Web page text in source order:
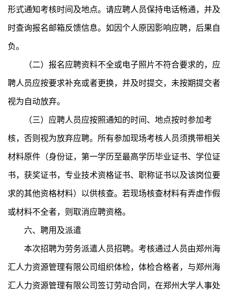
形式通知考核时间及地点。请应聘人员保持电话畅通，并及
时查询报名邮箱反馈信息。如因个人原因影响应聘，后果自
负。
（二）报名应聘资料不全或电子照片不符合要求的，应
聘人员应按要求补充或者更换，并及时提交，未按期提交者
视为自动放弃。
（三）应聘人员应按照通知的时间、地点按时参加考
核，否则视为放弃应聘。所有参加现场考核人员须携带相关
材料原件（身份证，第一学历至最高学历毕业证书、学位证
书，获奖证书，专业技术资格证书、职称证书以及该岗位要
求的其他资格材料）以供核查。若现场核查材料有弄虚作假
或材料不全者，则取消应聘资格。
六、聘用及派遣
本次招聘为劳务派遣人员招聘。考核通过人员由郑州海
汇人力资源管理有限公司组织体检，体检合格者，与郑州海
汇人力资源管理有限公司签订劳动合同，在郑州大学人事处